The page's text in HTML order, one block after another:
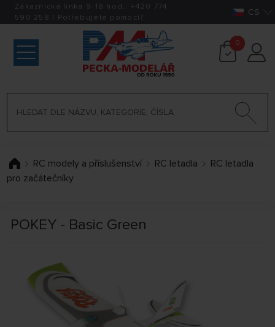
Zákaznická linka 9-18 hod.: +420 774
590 258 | Potřebujete pomoci? CS
0
RC modely a příslušenství RC letadla
RC letadla
pro začátečníky
POKEY - Basic Green